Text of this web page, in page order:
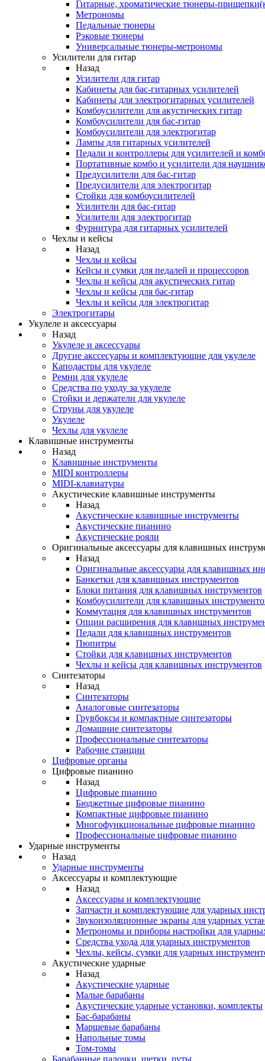
Гитарные, хроматические тюнеры-
Метрономы
Педальные тюнеры
Рэковые тюнеры
Универсальные тюнеры-метрономы
Усилители для гитар
Назад
Усилители для гитар
Кабинеты для бас-гитарных усилителей
Кабинеты для электрогитарных усилителей
Комбоусилители для акустических гитар
Комбоусилители для бас-гитар
Комбоусилители для электрогитар
Лампы для гитарных усилителей
Педали и контроллеры для усилителей и
Портативные комбо и усилители для
Предусилители для бас-гитар
Предусилители для электрогитар
Стойки для комбоусилителей
Усилители для бас-гитар
Усилители для электрогитар
Фурнитура для гитарных усилителей
Чехлы и кейсы
Назад
Чехлы и кейсы
Кейсы и сумки для педалей и процессоров
Чехлы и кейсы для акустических гитар
Чехлы и кейсы для бас-гитар
Чехлы и кейсы для электрогитар
Электрогитары
Укулеле и аксессуары
Назад
Укулеле и аксессуары
Другие акссесуары и комплектующие для укулеле
Каподастры для укулеле
Ремни для укулеле
Средства по уходу за укулеле
Стойки и держатели для укулеле
Струны для укулеле
Укулеле
Чехлы для укулеле
Клавишные инструменты
Назад
Клавишные инструменты
MIDI контроллеры
MIDI-клавиатуры
Акустические клавишные инструменты
Назад
Акустические клавишные инструменты
Акустические пианино
Акустические рояли
Оригинальные аксессуары для клавишных
Назад
Оригинальные аксессуары для клавишных
Банкетки для клавишных инструментов
Блоки питания для клавишных инструментов
Комбоусилители для клавишных
Коммутация для клавишных инструментов
Опции расширения для клавишных
Педали для клавишных инструментов
Пюпитры
Стойки для клавишных инструментов
Чехлы и кейсы для клавишных инструментов
Синтезаторы
Назад
Синтезаторы
Аналоговые синтезаторы
Грувбоксы и компактные синтезаторы
Домашние синтезаторы
Профессиональные синтезаторы
Рабочие станции
Цифровые органы
Цифровые пианино
Назад
Цифровые пианино
Бюджетные цифровые пианино
Компактные цифровые пианино
Многофункциональные цифровые пианино
Профессиональные цифровые пианино
Ударные инструменты
Назад
Ударные инструменты
Аксессуары и комплектующие
Назад
Аксессуары и комплектующие
Запчасти и комплектующие для ударных
Звукоизоляционные экраны для ударных
Метрономы и приборы настройки для
Средства ухода для ударных инструментов
Чехлы, кейсы, сумки для ударных
Акустические ударные
Назад
Акустические ударные
Mалые барабаны
Акустические ударные установки, комплекты
Бас-барабаны
Маршевые барабаны
Напольные томы
Том-томы
Барабанные палочки, щетки, руты